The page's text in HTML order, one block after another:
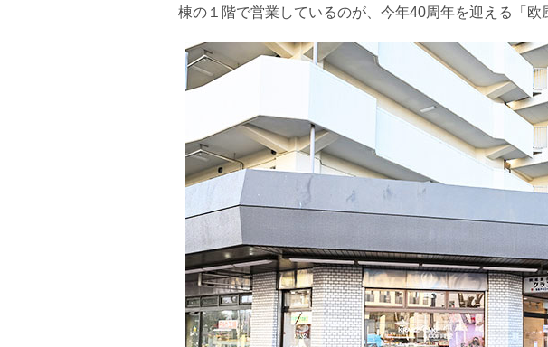
棟の１階で営業しているのが、今年40周年を迎える「欧